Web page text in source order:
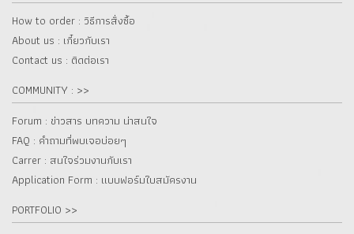
How to order : วิธีการสั่งซื้อ
About us : เกี๋ยวกับเรา
Contact us : ติดต่อเรา
COMMUNITY : >>
Forum : ข่าวสาร บทความ น่าสนใจ
FAQ : คำถามที่พบเจอบ่อยๆ
Carrer : สนใจร่วมงานกับเรา
Application Form : แบบฟอร์มใบสมัครงาน
PORTFOLIO >>